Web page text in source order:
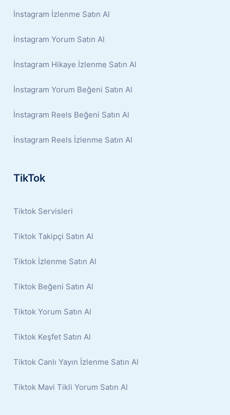
İnstagram İzlenme Satın Al
İnstagram Yorum Satın Al
İnstagram Hikaye İzlenme Satın Al
İnstagram Yorum Beğeni Satın Al
İnstagram Reels Beğeni Satın Al
İnstagram Reels İzlenme Satın Al
TikTok
Tiktok Servisleri
Tiktok Takipçi Satın Al
Tiktok İzlenme Satın Al
Tiktok Beğeni Satın Al
Tiktok Yorum Satın Al
Tiktok Keşfet Satın Al
Tiktok Canlı Yayın İzlenme Satın Al
Tiktok Mavi Tikli Yorum Satın Al